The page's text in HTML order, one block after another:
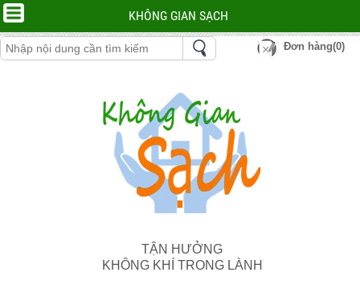
KHÔNG GIAN SẠCH
Đơn hàng(0)
TẬN HƯỞNG
KHÔNG KHÍ TRONG LÀNH